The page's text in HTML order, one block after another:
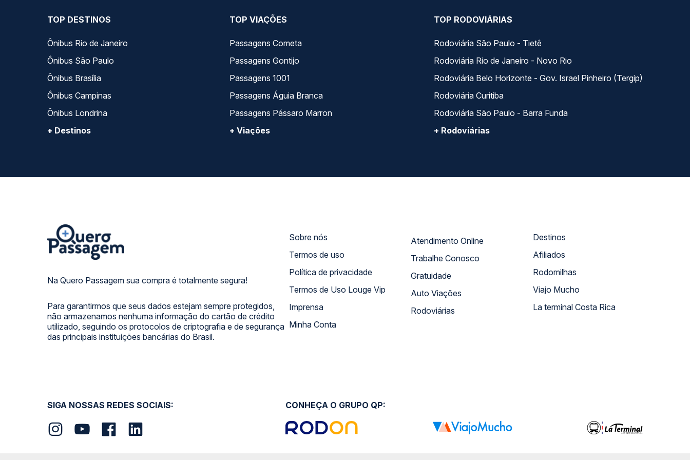
TOP DESTINOS
Ônibus Rio de Janeiro
Ônibus São Paulo
Ônibus Brasília
Ônibus Campinas
Ônibus Londrina
+ Destinos
TOP VIAÇÕES
Passagens Cometa
Passagens Gontijo
Passagens 1001
Passagens Águia Branca
Passagens Pássaro Marron
+ Viações
TOP RODOVIÁRIAS
Rodoviária São Paulo - Tietê
Rodoviária Rio de Janeiro - Novo Rio
Rodoviária Belo Horizonte - Gov. Israel Pinheiro (Tergip)
Rodoviária Curitiba
Rodoviária São Paulo - Barra Funda
+ Rodoviárias
Na Quero Passagem sua compra é totalmente segura!
Para garantirmos que seus dados estejam sempre protegidos,
não armazenamos nenhuma informação do cartão de crédito
utilizado, seguindo os protocolos de criptografia e de segurança
das principais instituições bancárias do Brasil.
Sobre nós
Termos de uso
Política de privacidade
Termos de Uso Louge Vip
Imprensa
Minha Conta
Atendimento Online
Trabalhe Conosco
Gratuidade
Auto Viações
Rodoviárias
Destinos
Afiliados
Rodomilhas
Viajo Mucho
La terminal Costa Rica
SIGA NOSSAS REDES SOCIAIS: CONHEÇA O GRUPO QP: